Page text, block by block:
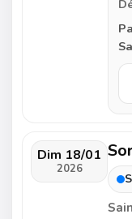
Dim 18/01
2026